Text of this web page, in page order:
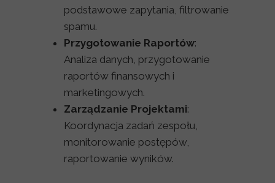
podstawowe zapytania, filtrowanie
spamu.
Przygotowanie Raportów:
Analiza danych, przygotowanie
raportów finansowych i
marketingowych.
Zarządzanie Projektami:
Koordynacja zadań zespołu,
monitorowanie postępów,
raportowanie wyników.